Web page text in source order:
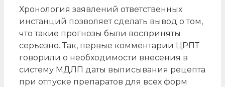
Хронология заявлений ответственных
инстанций позволяет сделать вывод о том,
что такие прогнозы были восприняты
серьезно. Так, первые комментарии ЦРПТ
говорили о необходимости внесения в
систему МДЛП даты выписывания рецепта
при отпуске препаратов для всех форм